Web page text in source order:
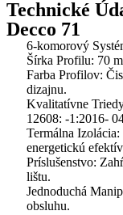
Technické
Decco 71
6-komorový
Šírka Profilu: 70
Farba Profilov:
dizajnu.
Kvalitatívne
12608: -1:2016-
Termálna
energetickú
Príslušenstvo:
lištu.
Jednoduchá
obsluhu.